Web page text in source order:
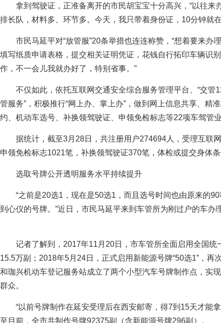
拿到驾驶证，正准备离开的市民胡宝宝十分高兴，“以往
排长队，材料多、环节多。今天，我只带着身份证，10分钟就
市民马延平对“放管服”20条举措也连连称赞，“想着要来
填写纸质申请表格，提交相关证明凭证，花钱自行拓印车辆识
作，不一会儿我就办好了，特别省事。”
不仅如此，依托互联网交通安全综合服务管理平台、“交管
管服务”，积极推行“网上办、掌上办”，做到网上信息共享、精
约、机动车选号、补换领驾驶证、申领免检标志等22项车驾
据统计，截至3月28日，共注册用户274694人，受理互联
申领免检标志1021笔，补换领驾驶证370笔，体检或提交身体
选取号牌公开透明服务水平持续提升
“之前是20选1，现在是50选1，而且选号时间也由原来的
到心仪的号牌。”近日，市民马延平来到车管所为刚过户的车办
记者了解到，2017年11月20日，市车管所全面启用全国统
15.5万副；2018年5月24日，正式启用新能源号牌“50选1”，
和珈兴机动车登记服务站成立了两个小型汽车号牌制作点，实
群众。
“以前号牌制作在延安受理后在西安邮寄，得7到15天才能
至目前，全市共制作号牌92375副（含新能源号牌296副）。